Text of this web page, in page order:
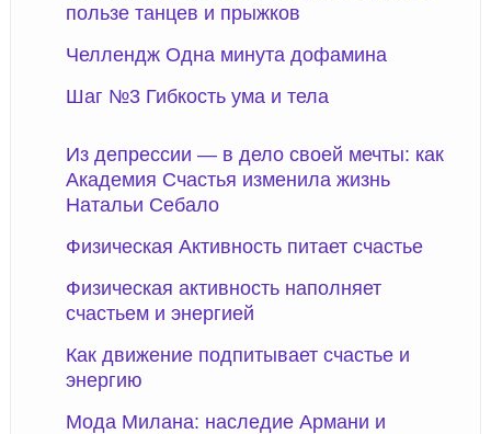
пользе танцев и прыжков
Челлендж Одна минута дофамина
Шаг №3 Гибкость ума и тела
Из депрессии — в дело своей мечты: как
Академия Счастья изменила жизнь
Натальи Себало
Физическая Активность питает счастье
Физическая активность наполняет
счастьем и энергией
Как движение подпитывает счастье и
энергию
Мода Милана: наследие Армани и